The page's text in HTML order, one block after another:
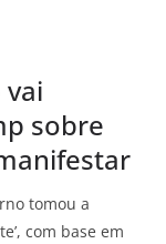
sobre
tomou a
com base em